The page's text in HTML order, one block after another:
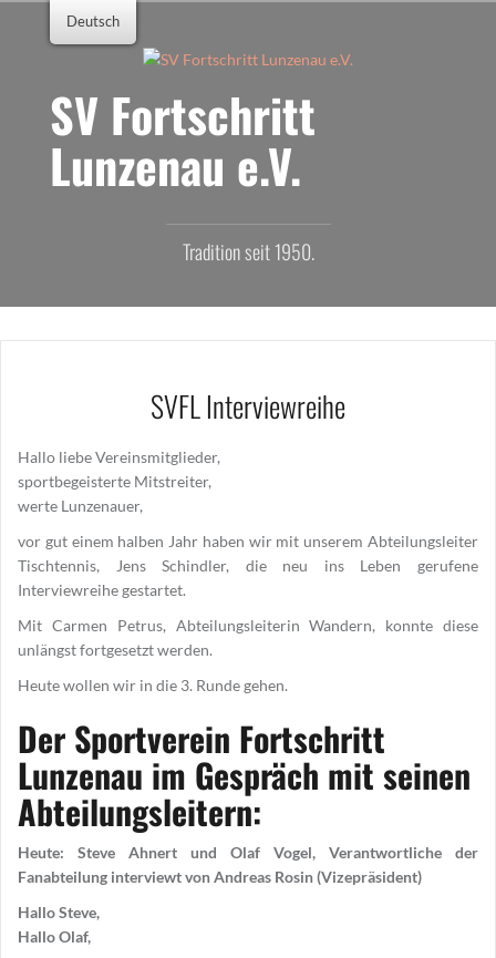
SV Fortschritt
Lunzenau e.V.
Tradition seit 1950.
SVFL Interviewreihe
Hallo liebe Vereinsmitglieder,
sportbegeisterte Mitstreiter,
werte Lunzenauer,
vor gut einem halben Jahr haben wir mit unserem Abteilungsleiter
Tischtennis, Jens Schindler, die neu ins Leben gerufene
Interviewreihe gestartet.
Mit Carmen Petrus, Abteilungsleiterin Wandern, konnte diese
unlängst fortgesetzt werden.
Heute wollen wir in die 3. Runde gehen.
Der Sportverein Fortschritt
Lunzenau im Gespräch mit seinen
Abteilungsleitern:
Heute: Steve Ahnert und Olaf Vogel, Verantwortliche der
Fanabteilung interviewt von Andreas Rosin (Vizepräsident)
Hallo Steve,
Hallo Olaf,
Deutsch